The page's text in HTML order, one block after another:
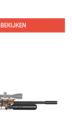
BEKIJKEN